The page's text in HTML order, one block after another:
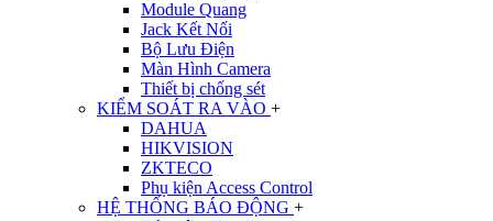
Module Quang
Jack Kết Nối
Bộ Lưu Điện
Màn Hình Camera
Thiết bị chống sét
KIỂM SOÁT RA VÀO +
DAHUA
HIKVISION
ZKTECO
Phụ kiện Access Control
HỆ THỐNG BÁO ĐỘNG +